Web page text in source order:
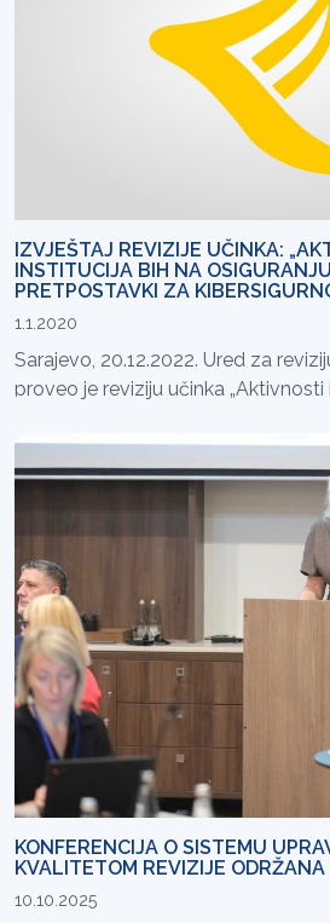
IZVJEŠTAJ REVIZIJE UČINKA:
INSTITUCIJA BIH NA
PRETPOSTAVKI ZA
1.1.2020
Sarajevo, 20.12.2022. Ured za
proveo je reviziju učinka „Aktivnosti
KONFERENCIJA O SISTEMU
KVALITETOM REVIZIJE
10.10.2025